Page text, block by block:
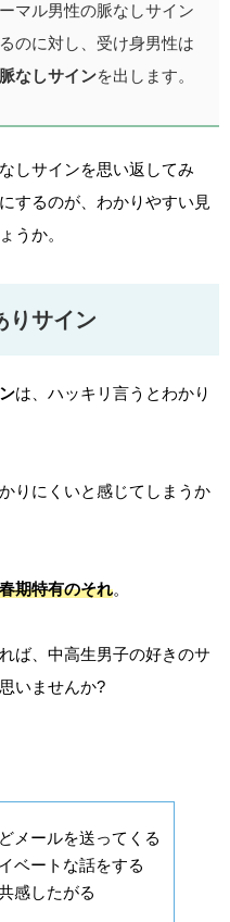
マル男性の脈なしサイン
のに対し、受け身男性は
なしサインを出します。
しサインを思い返してみ
するのが、わかりやすい見
うか。
りサイン
は、ハッキリ言うとわかり
りにくいと感じてしまうか
期特有のそれ。
ば、中高生男子の好きのサ
いませんか?
メールを送ってくる
ベートな話をする
感したがる